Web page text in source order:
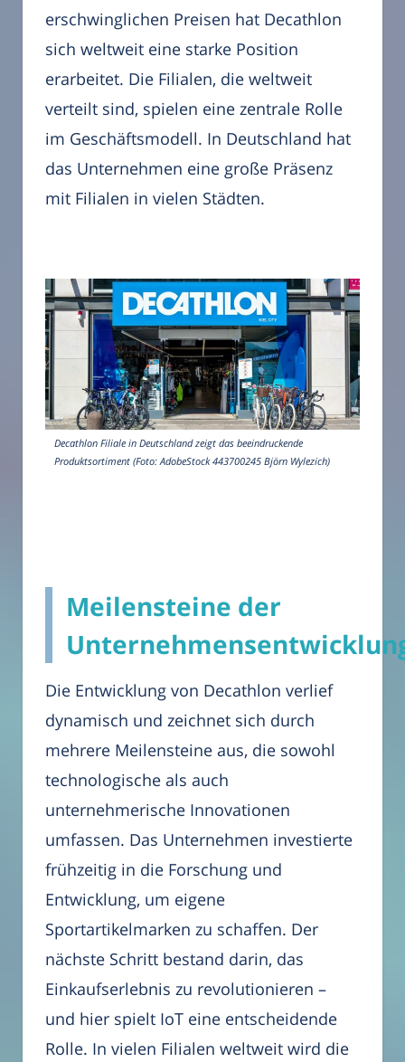
erschwinglichen Preisen hat Decathlon
sich weltweit eine starke Position
erarbeitet. Die Filialen, die weltweit
verteilt sind, spielen eine zentrale Rolle
im Geschäftsmodell. In Deutschland hat
das Unternehmen eine große Präsenz
mit Filialen in vielen Städten.
Decathlon Filiale in Deutschland zeigt das beeindruckende
Produktsortiment (Foto: AdobeStock 443700245 Björn Wylezich)
Meilensteine der
Die Entwicklung von Decathlon verlief
dynamisch und zeichnet sich durch
mehrere Meilensteine aus, die sowohl
technologische als auch
unternehmerische Innovationen
umfassen. Das Unternehmen investierte
frühzeitig in die Forschung und
Entwicklung, um eigene
Sportartikelmarken zu schaffen. Der
nächste Schritt bestand darin, das
Einkaufserlebnis zu revolutionieren –
und hier spielt IoT eine entscheidende
Rolle. In vielen Filialen weltweit wird die